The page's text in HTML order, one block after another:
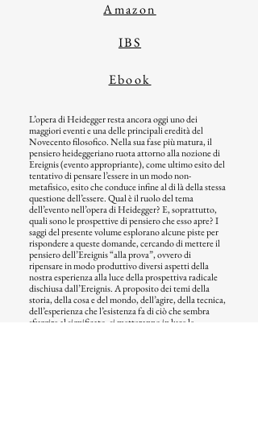
Amazon
IBS
Ebook
L’opera di Heidegger resta ancora oggi uno dei
maggiori eventi e una delle principali eredità del
Novecento filosofico. Nella sua fase più matura, il
pensiero heideggeriano ruota attorno alla nozione di
Ereignis (evento appropriante), come ultimo esito del
tentativo di pensare l’essere in un modo non-
metafisico, esito che conduce infine al di là della stessa
questione dell’essere. Qual è il ruolo del tema
dell’evento nell’opera di Heidegger? E, soprattutto,
quali sono le prospettive di pensiero che esso apre? I
saggi del presente volume esplorano alcune piste per
rispondere a queste domande, cercando di mettere il
pensiero dell’Ereignis “alla prova”, ovvero di
ripensare in modo produttivo diversi aspetti della
nostra esperienza alla luce della prospettiva radicale
dischiusa dall’Ereignis. A proposito dei temi della
storia, della cosa e del mondo, dell’agire, della tecnica,
dell’esperienza che l’esistenza fa di ciò che sembra
sfuggire al significato, si metteranno in luce le